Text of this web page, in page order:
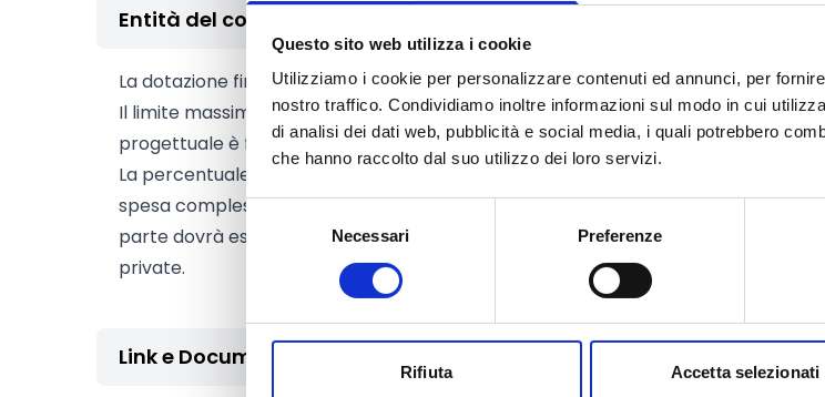
Questo sito web utilizza i cookie
Utilizziamo i cookie per personalizzare contenuti ed annunci, per
nostro traffico. Condividiamo inoltre informazioni sul modo in cui
di analisi dei dati web, pubblicità e social media, i quali potrebbero
che hanno raccolto dal suo utilizzo dei loro servizi.
Selezione
del
Necessari Preferenze
Rifiuta Accetta selezionati
Entità del contributo
La dotazione finanziaria complessiva ammonta a500.000 Euro.
Il limite massimo di contributo concedibile per ciascuna proposta
progettuale è fissato in 5.000 Euro.
La percentuale di contributo è fissata con il limite massimo
spesa complessivamente ammessa, sostenuta e rendicontata. La restante
parte dovrà essere coperta finanziariamente da altre fonti pubbliche o
private.
Link e Documenti